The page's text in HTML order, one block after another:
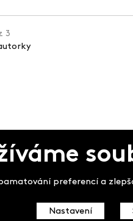
3
preferencí a
Nastavení